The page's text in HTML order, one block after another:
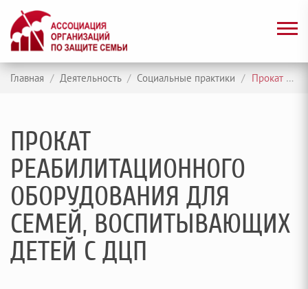
Главная / Деятельность / Социальные практики / Прокат реабилитационного оборудования для семей, воспитывающих детей с ДЦП
ПРОКАТ
РЕАБИЛИТАЦИОННОГО
ОБОРУДОВАНИЯ ДЛЯ
СЕМЕЙ, ВОСПИТЫВАЮЩИХ
ДЕТЕЙ С ДЦП